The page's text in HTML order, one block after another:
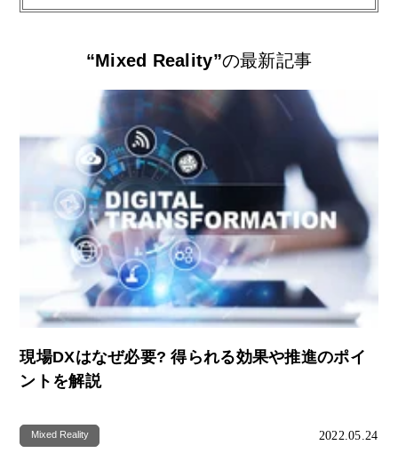
“Mixed Reality”の最新記事
現場DXはなぜ必要? 得られる効果や推進のポイ
ントを解説
Mixed Reality 2022.05.24